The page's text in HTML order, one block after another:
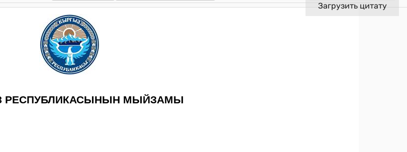
Загрузить цитату